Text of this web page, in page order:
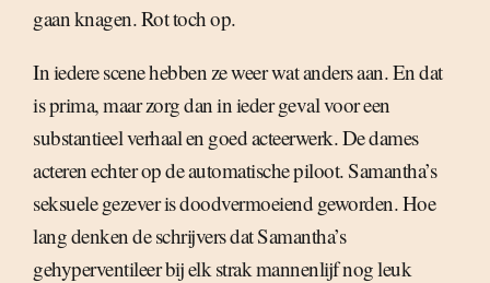
gaan knagen. Rot toch op.
In iedere scene hebben ze weer wat anders aan. En dat
is prima, maar zorg dan in ieder geval voor een
substantieel verhaal en goed acteerwerk. De dames
acteren echter op de automatische piloot. Samantha’s
seksuele gezever is doodvermoeiend geworden. Hoe
lang denken de schrijvers dat Samantha’s
gehyperventileer bij elk strak mannenlijf nog leuk